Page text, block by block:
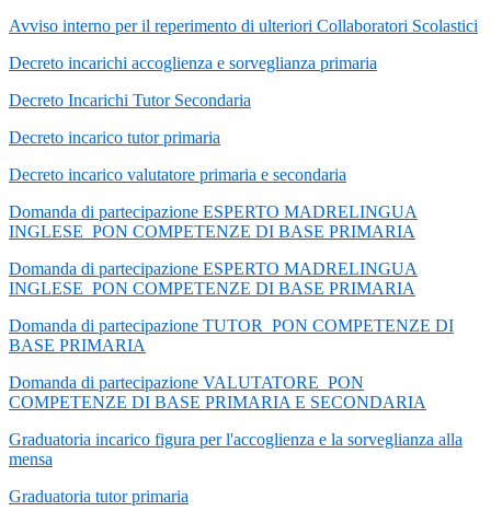
Avviso interno per il reperimento di ulteriori Collaboratori Scolastici
Decreto incarichi accoglienza e sorveglianza primaria
Decreto Incarichi Tutor Secondaria
Decreto incarico tutor primaria
Decreto incarico valutatore primaria e secondaria
Domanda di partecipazione ESPERTO MADRELINGUA
INGLESE_PON COMPETENZE DI BASE PRIMARIA
Domanda di partecipazione ESPERTO MADRELINGUA
INGLESE_PON COMPETENZE DI BASE PRIMARIA
Domanda di partecipazione TUTOR_PON COMPETENZE DI
BASE PRIMARIA
Domanda di partecipazione VALUTATORE_PON
COMPETENZE DI BASE PRIMARIA E SECONDARIA
Graduatoria incarico figura per l'accoglienza e la sorveglianza alla
mensa
Graduatoria tutor primaria